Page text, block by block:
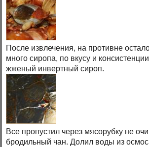
После извлечения, на противне
много сиропа, по вкусу и
жженый инвертный сироп.
Все пропустил через мясорубку не
бродильный чан. Долил воды из